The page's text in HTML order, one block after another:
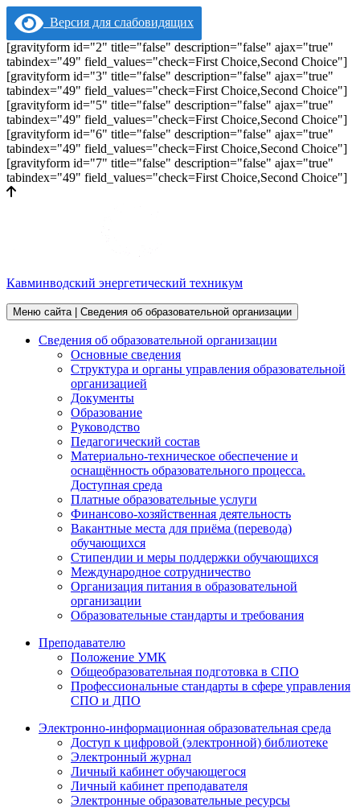
Версия для слабовидящих
[gravityform id="2" title="false" description="false" ajax="true"
tabindex="49" field_values="check=First Choice,Second Choice"]
[gravityform id="3" title="false" description="false" ajax="true"
tabindex="49" field_values="check=First Choice,Second Choice"]
[gravityform id="5" title="false" description="false" ajax="true"
tabindex="49" field_values="check=First Choice,Second Choice"]
[gravityform id="6" title="false" description="false" ajax="true"
tabindex="49" field_values="check=First Choice,Second Choice"]
[gravityform id="7" title="false" description="false" ajax="true"
tabindex="49" field_values="check=First Choice,Second Choice"]
Кавминводский энергетический техникум
Меню сайта | Сведения об образовательной организации
Сведения об образовательной организации
Основные сведения
Структура и органы управления образовательной
организацией
Документы
Образование
Руководство
Педагогический состав
Материально-техническое обеспечение и
оснащённость образовательного процесса.
Доступная среда
Платные образовательные услуги
Финансово-хозяйственная деятельность
Вакантные места для приёма (перевода)
обучающихся
Стипендии и меры поддержки обучающихся
Международное сотрудничество
Организация питания в образовательной
организации
Образовательные стандарты и требования
Преподавателю
Положение УМК
Общеобразовательная подготовка в СПО
Профессиональные стандарты в сфере управления
СПО и ДПО
Электронно-информационная образовательная среда
Доступ к цифровой (электронной) библиотеке
Электронный журнал
Личный кабинет обучающегося
Личный кабинет преподавателя
Электронные образовательные ресурсы